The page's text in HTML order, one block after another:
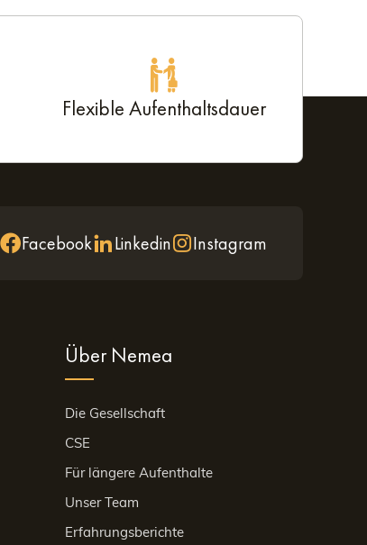
Flexible Aufenthaltsdauer
Facebook Linkedin Instagram
Über Nemea
Die Gesellschaft
CSE
Für längere Aufenthalte
Unser Team
Erfahrungsberichte